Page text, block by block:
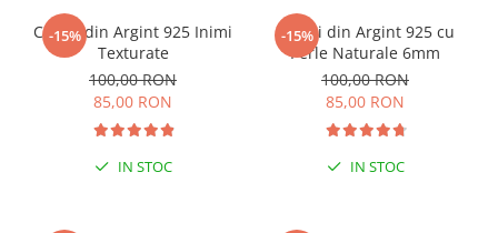
-15%
Cercei din Argint 925 Inimi
Texturate
100,00 RON
85,00 RON
IN STOC
-15%
Cercei din Argint 925 cu
Perle Naturale 6mm
100,00 RON
85,00 RON
IN STOC